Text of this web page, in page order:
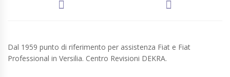
Dal 1959 punto di riferimento per assistenza Fiat e Fiat
Professional in Versilia. Centro Revisioni DEKRA.